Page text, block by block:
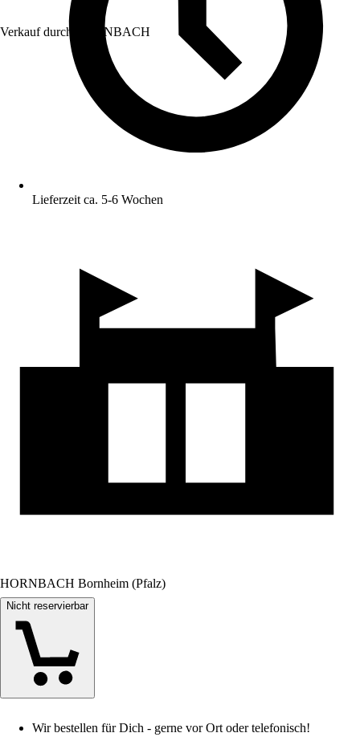
Verkauf durch: HORNBACH
Lieferzeit ca. 5-6 Wochen
HORNBACH Bornheim (Pfalz)
Nicht reservierbar
Wir bestellen für Dich - gerne vor Ort oder telefonisch!